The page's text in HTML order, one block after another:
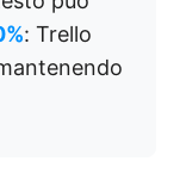
: Trello